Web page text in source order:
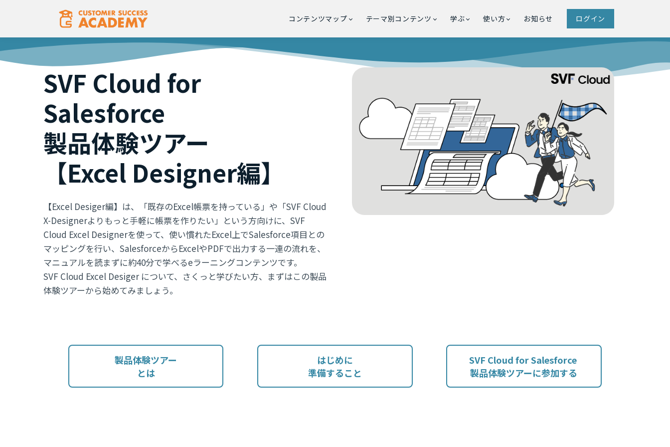
コンテンツマップ テーマ別コンテンツ 学ぶ 使い方 お知らせ ログイン
SVF Cloud for
Salesforce
製品体験ツアー
【Excel Designer編】
【Excel Desiger編】は、「既存のExcel帳票を持っている」や「SVF Cloud
X-Designerよりもっと手軽に帳票を作りたい」という方向けに、SVF
Cloud Excel Designerを使って、使い慣れたExcel上でSalesforce項目との
マッピングを行い、SalesforceからExcelやPDFで出力する一連の流れを、
マニュアルを読まずに約40分で学べるeラーニングコンテンツです。
SVF Cloud Excel Desiger について、さくっと学びたい方、まずはこの製品
体験ツアーから始めてみましょう。
製品体験ツアー
とは
はじめに
準備すること
SVF Cloud for Salesforce
製品体験ツアーに参加する